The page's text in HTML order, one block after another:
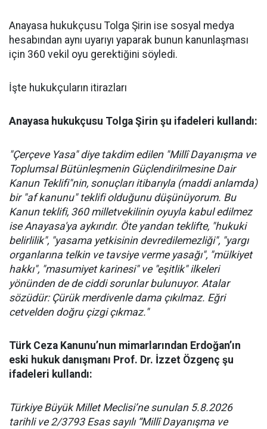
Anayasa hukukçusu Tolga Şirin ise sosyal medya
hesabından aynı uyarıyı yaparak bunun kanunlaşması
için 360 vekil oyu gerektiğini söyledi.
İşte hukukçuların itirazları
Anayasa hukukçusu Tolga Şirin şu ifadeleri kullandı:
"Çerçeve Yasa" diye takdim edilen "Millî Dayanışma ve
Toplumsal Bütünleşmenin Güçlendirilmesine Dair
Kanun Teklifi"nin, sonuçları itibarıyla (maddi anlamda)
bir "af kanunu" teklifi olduğunu düşünüyorum. Bu
Kanun teklifi, 360 milletvekilinin oyuyla kabul edilmez
ise Anayasa'ya aykırıdır. Öte yandan teklifte, "hukuki
belirlilik", "yasama yetkisinin devredilemezliği", "yargı
organlarına telkin ve tavsiye verme yasağı", "mülkiyet
hakkı", "masumiyet karinesi" ve "eşitlik" ilkeleri
yönünden de de ciddi sorunlar bulunuyor. Atalar
sözüdür: Çürük merdivenle dama çıkılmaz. Eğri
cetvelden doğru çizgi çıkmaz."
Türk Ceza Kanunu’nun mimarlarından Erdoğan’ın
eski hukuk danışmanı Prof. Dr. İzzet Özgenç şu
ifadeleri kullandı:
Türkiye Büyük Millet Meclisi’ne sunulan 5.8.2026
tarihli ve 2/3793 Esas sayılı “Millî Dayanışma ve